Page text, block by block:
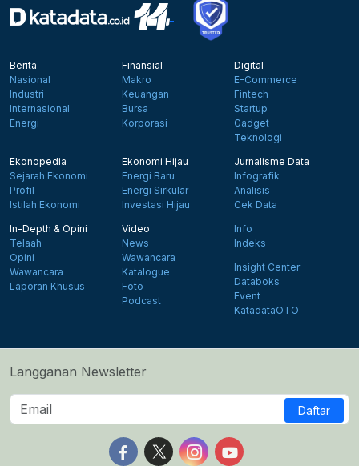
Berita
Nasional
Industri
Internasional
Energi
Finansial
Makro
Keuangan
Bursa
Korporasi
Digital
E-Commerce
Fintech
Startup
Gadget
Teknologi
Ekonopedia
Sejarah Ekonomi
Profil
Istilah Ekonomi
Ekonomi Hijau
Energi Baru
Energi Sirkular
Investasi Hijau
Jurnalisme Data
Infografik
Analisis
Cek Data
In-Depth & Opini
Telaah
Opini
Wawancara
Laporan Khusus
Video
News
Wawancara
Katalogue
Foto
Podcast
Info
Indeks
Insight Center
Databoks
Event
KatadataOTO
Langganan Newsletter
Daftar
Follow us on Facebook
Follow us on X
Follow us on Instagram
Follow us on